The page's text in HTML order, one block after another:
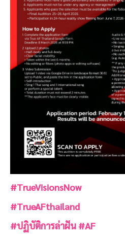
#TrueVisionsNow
#TrueAFthailand
#ปฏิบัติการล่าฝัน #AF